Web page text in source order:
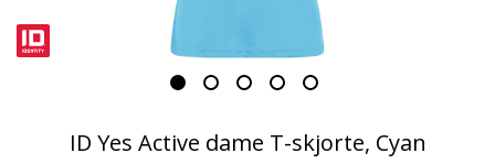
ID Yes Active dame T-skjorte, Cyan